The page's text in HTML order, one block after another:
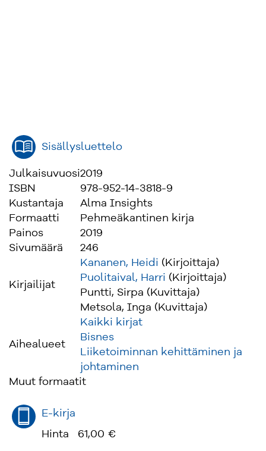
Sisällysluettelo
Julkaisuvuosi2019
ISBN
978-952-14-3818-9
Kustantaja
Alma Insights
Formaatti
Pehmeäkantinen kirja
Painos
2019
Sivumäärä
246
Kirjailijat
Kananen, Heidi (Kirjoittaja)
Puolitaival, Harri (Kirjoittaja)
Puntti, Sirpa (Kuvittaja)
Metsola, Inga (Kuvittaja)
Aihealueet
Kaikki kirjat
Bisnes
Liiketoiminnan kehittäminen ja
johtaminen
Muut formaatit
E-kirja
Hinta
61,00 €